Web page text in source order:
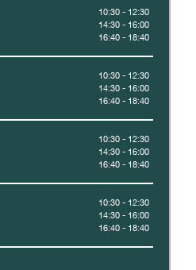
10:30 - 12:30
14:30 - 16:00
16:40 - 18:40
10:30 - 12:30
14:30 - 16:00
16:40 - 18:40
10:30 - 12:30
14:30 - 16:00
16:40 - 18:40
10:30 - 12:30
14:30 - 16:00
16:40 - 18:40